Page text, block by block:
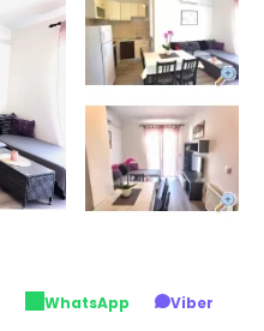
WhatsApp Viber